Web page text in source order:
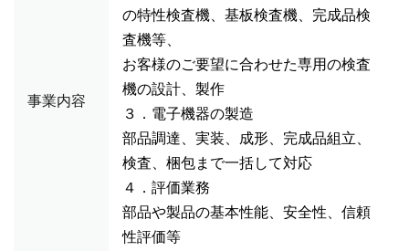
事業内容
の特性検査機、基板検査機、完成品検
査機等、
お客様のご要望に合わせた専用の検査
機の設計、製作
３．電子機器の製造
部品調達、実装、成形、完成品組立、
検査、梱包まで一括して対応
４．評価業務
部品や製品の基本性能、安全性、信頼
性評価等